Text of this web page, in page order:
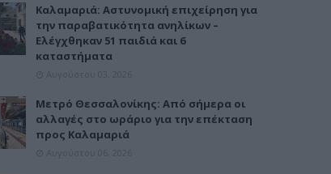
Καλαμαριά: Αστυνομική επιχείρηση για
την παραβατικότητα ανηλίκων –
Ελέγχθηκαν 51 παιδιά και 6
καταστήματα
Μετρό Θεσσαλονίκης: Από σήμερα οι
αλλαγές στο ωράριο για την επέκταση
προς Καλαμαριά